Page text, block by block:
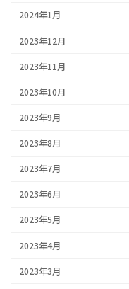
2024年1月
2023年12月
2023年11月
2023年10月
2023年9月
2023年8月
2023年7月
2023年6月
2023年5月
2023年4月
2023年3月